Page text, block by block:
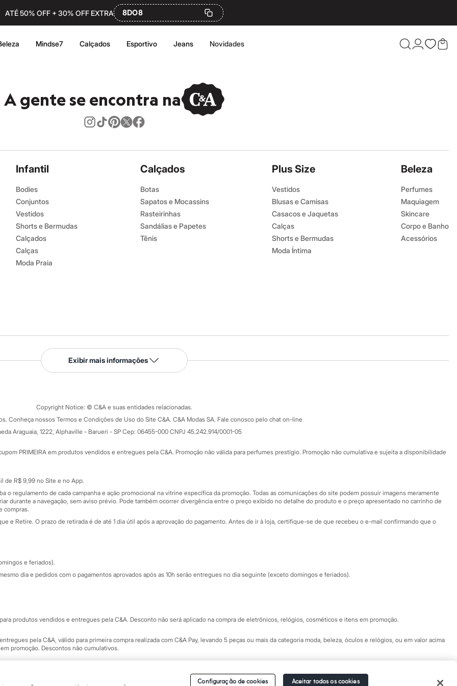
ATÉ 50% OFF + 30% OFF EXTRA 8DO8
Mindse7 Calçados Esportivo Jeans Novidades
Confira
A gente se encontra na
Infantil
Bodies
Conjuntos
Vestidos
Shorts e Bermudas
Calçados
Calças
Moda Praia
Calçados
Botas
Sapatos e Mocassins
Rasteirinhas
Sandálias e Papetes
Tênis
Plus Size
Vestidos
Blusas e Camisas
Casacos e Jaquetas
Calças
Shorts e Bermudas
Moda Íntima
Beleza
Perfumes
Maquiagem
Skincare
Corpo e Banho
Acessórios
Serviços
Tipos de serviços
Formas de pagamento
Todas as vantagens
Minha C&A
Cupons de desconto
Atendimento
Fale conosco
Central de ética
Eventos
Exibir mais informações
Copyright Notice: © C&A e suas entidades relacionadas.
Conheça nossos Termos e Condições de Uso do Site C&A. C&A Modas SA. Fale conosco pelo chat on-line
Araguaia, 1222, Alphaville - Barueri - SP Cep: 06455-000 CNPJ 45.242.914/0001-05
PRIMEIRA em produtos vendidos e entregues pela C&A. Promoção não válida para perfumes prestígio. Promoção não cumulativa e sujeita a disponibilidade
de R$ 9,99 no Site e no App.
o regulamento de cada campanha e ação promocional na vitrine específica da promoção. Todas as comunicações do site podem possuir imagens meramente
durante a navegação, sem aviso prévio. Pode também ocorrer divergência entre o preço exibido no detalhe do produto e o preço apresentado no carrinho de
compras.
e Retire. O prazo de retirada é de até 1 dia útil após a aprovação do pagamento. Antes de ir à loja, certifique-se de que recebeu o e-mail confirmando que o
e feriados).
dia e pedidos com o pagamentos aprovados após as 10h serão entregues no dia seguinte (exceto domingos e feriados).
produtos vendidos e entregues pela C&A. Desconto não será aplicado na compra de eletrônicos, relógios, cosméticos e itens em promoção.
pela C&A, válido para primeira compra realizada com C&A Pay, levando 5 peças ou mais da categoria moda, beleza, óculos e relógios, ou em valor acima
promoção. Descontos não cumulativos.
Configuração de cookies Aceitar todos os cookies